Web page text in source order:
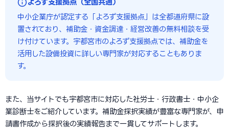
よろず支援拠点（全国共通）
中小企業庁が認定する「よろず支援拠点」は全都道府県に設
置されており、補助金・資金調達・経営改善の無料相談を受
け付けています。宇都宮市のよろず支援拠点では、補助金を
活用した設備投資に詳しい専門家が対応することもありま
す。
また、当サイトでも宇都宮市に対応した社労士・行政書士・中小企
業診断士をご紹介しています。補助金採択実績が豊富な専門家が、申
請書作成から採択後の実績報告まで一貫してサポートします。